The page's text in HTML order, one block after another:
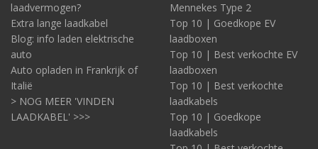
laadvermogen?
Extra lange laadkabel
Blog: info laden elektrische
auto
Auto opladen in Frankrijk of
Italië
> NOG MEER 'VINDEN
LAADKABEL' >>>
Mennekes Type 2
Top 10 | Goedkope EV
laadboxen
Top 10 | Best verkochte EV
laadboxen
Top 10 | Best verkochte
laadkabels
Top 10 | Goedkope
laadkabels